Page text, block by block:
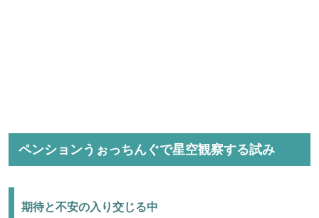
ペンションうぉっちんぐで星空観察する試み
期待と不安の入り交じる中